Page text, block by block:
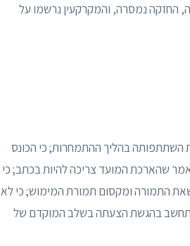
החזקה נמסרה, והמקרקעין נרשמו על
השתתפותה בהליך ההתמחרות; כי הכונס
שהארכת המועד צריכה להיות בכתב; כי
התמורה ומקסום תמורת המימוש; כי לא
להתחשב בהגשת הצעתה בשלב המוקדם של